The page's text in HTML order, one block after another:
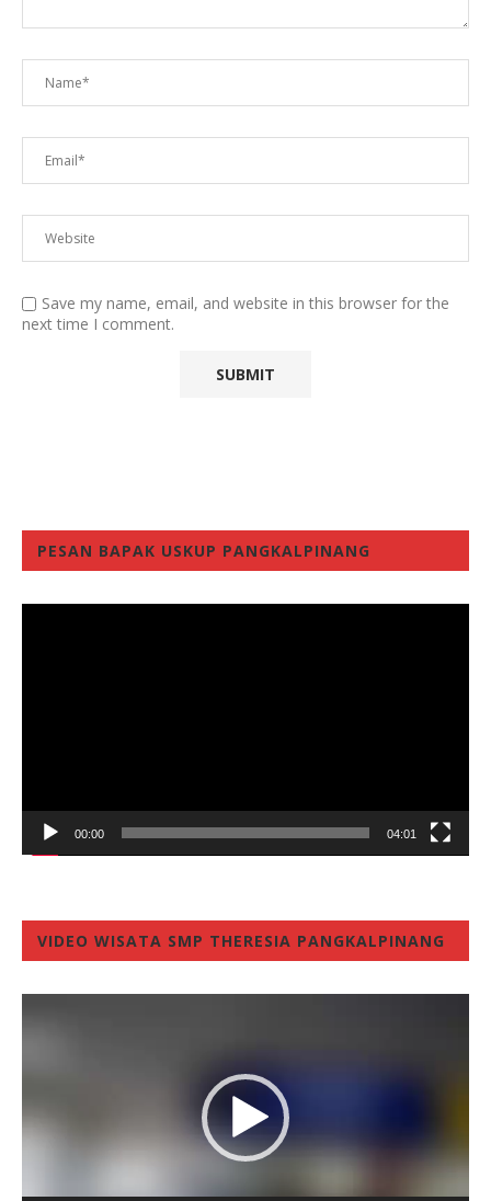
Save my name, email, and website in this browser for the
next time I comment.
PESAN BAPAK USKUP PANGKALPINANG
00:00 04:01
VIDEO WISATA SMP THERESIA PANGKALPINANG